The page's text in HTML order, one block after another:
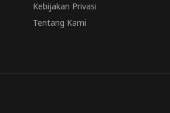
Kebijakan Privasi
Tentang Kami